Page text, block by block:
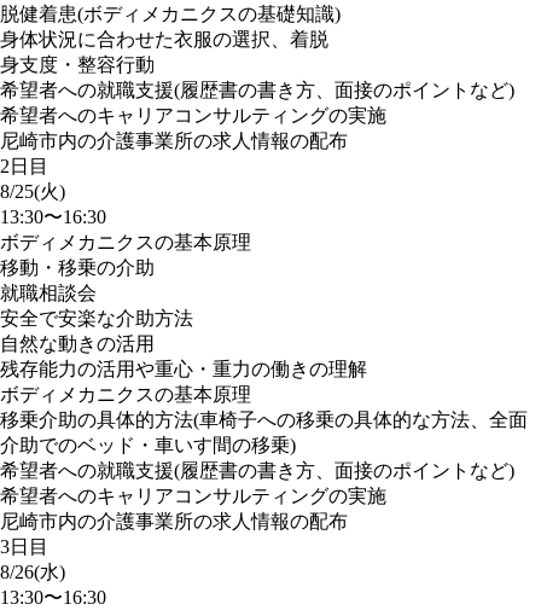
脱健着患(ボディメカニクスの基礎知識)
身体状況に合わせた衣服の選択、着脱
身支度・整容行動
希望者への就職支援(履歴書の書き方、面接のポイントなど)
希望者へのキャリアコンサルティングの実施
尼崎市内の介護事業所の求人情報の配布
2日目
8/25(火)
13:30〜16:30
ボディメカニクスの基本原理
移動・移乗の介助
就職相談会
安全で安楽な介助方法
自然な動きの活用
残存能力の活用や重心・重力の働きの理解
ボディメカニクスの基本原理
移乗介助の具体的方法(車椅子への移乗の具体的な方法、全面
介助でのベッド・車いす間の移乗)
希望者への就職支援(履歴書の書き方、面接のポイントなど)
希望者へのキャリアコンサルティングの実施
尼崎市内の介護事業所の求人情報の配布
3日目
8/26(水)
13:30〜16:30